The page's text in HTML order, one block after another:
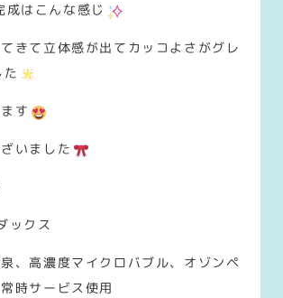
成はこんな感じ
きて立体感が出てカッコよさがグレ
す
いました
ックス
、高濃度マイクロバブル、オゾンペ
時サービス使用